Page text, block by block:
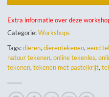
Extra informatie over deze
Categorie:Workshops
Tags:dieren, dierentekenen, eend
natuur tekenen, online tekenles,
tekenen, tekenen met pastelkrijt,